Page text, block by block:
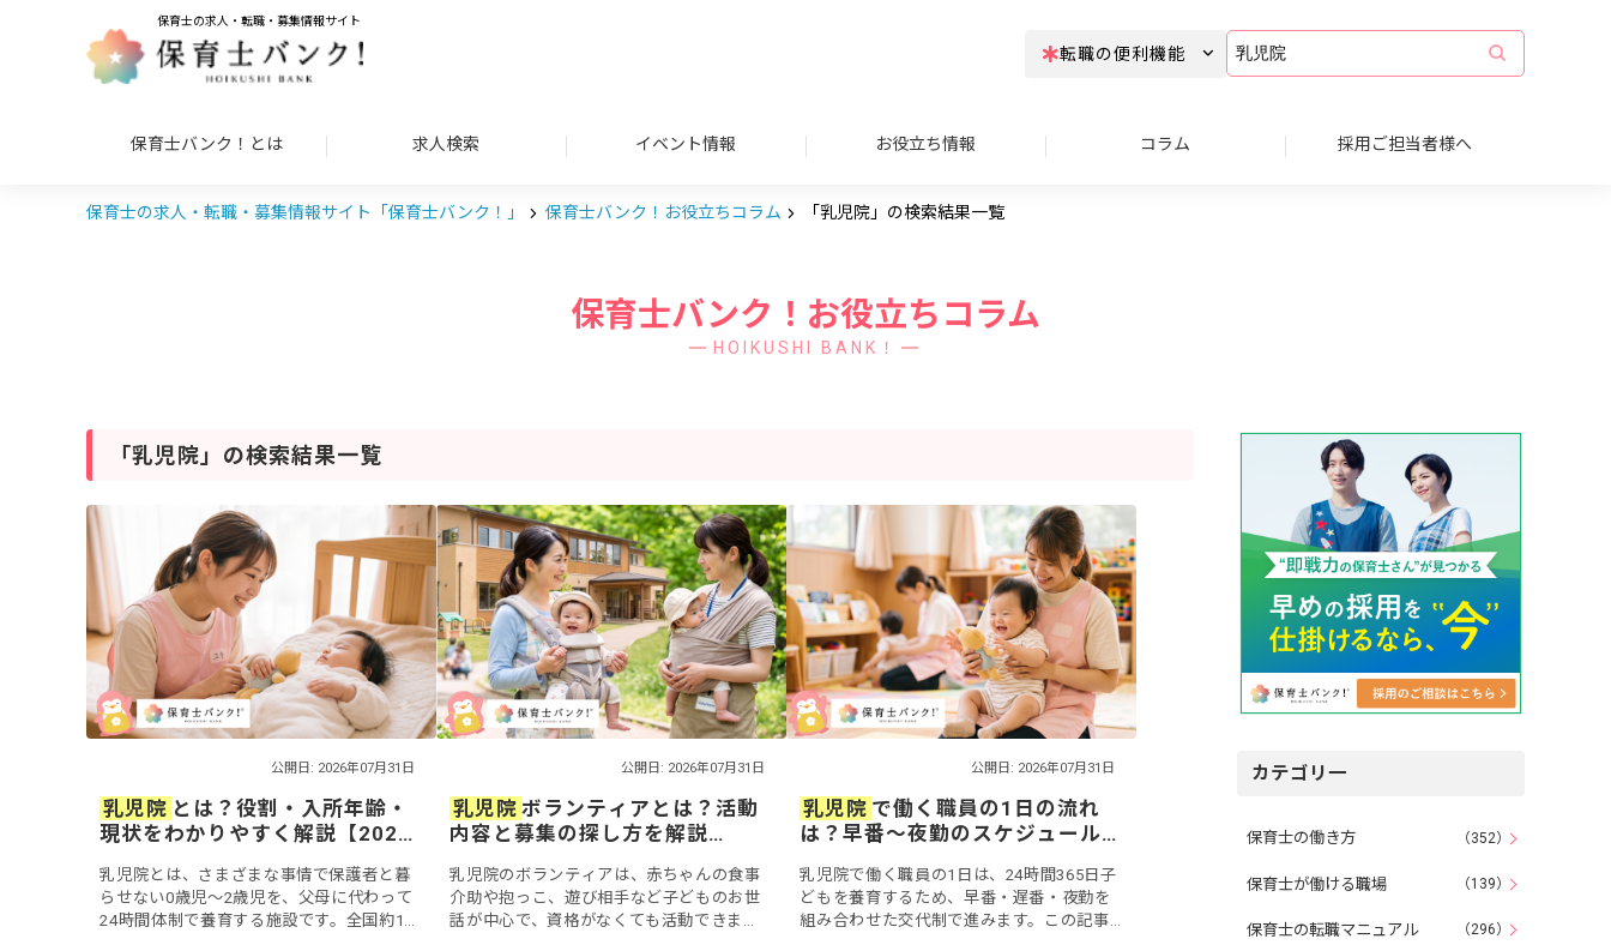
保育士の求人・転職・募集情報サイト
転職の便利機能
コ
ラ
ム
保育士バンク！とは 求人検索 イベント情報 お役立ち情報 コラム 採用ご担当者様へ
保育士の求人・転職・募集情報サイト「保育士バンク！」 保育士バンク！お役立ちコラム 「乳児院」の検索結果一覧
保育士バンク！お役立ちコラム
HOIKUSHI BANK！
「乳児院」の検索結果一覧
公開日: 2026年07月31日
乳児院 とは？役割・入所年齢・
現状をわかりやすく解説【2026
乳児院とは、さまざまな事情で保護者と暮
らせない0歳児〜2歳児を、父母に代わって
24時間体制で養育する施設です。全国約147
公開日: 2026年07月31日
乳児院 ボランティアとは？活動
内容と募集の探し方を解説
乳児院のボランティアは、赤ちゃんの食事
介助や抱っこ、遊び相手など子どものお世
話が中心で、資格がなくても活動できま
公開日: 2026年07月31日
乳児院 で働く職員の1日の流れ
は？早番〜夜勤のスケジュール
乳児院で働く職員の1日は、24時間365日子
どもを養育するため、早番・遅番・夜勤を
組み合わせた交代制で進みます。この記事
カテゴリ一
保育士の働き方 （352）
保育士が働ける職場 （139）
保育士の転職マニュアル （296）